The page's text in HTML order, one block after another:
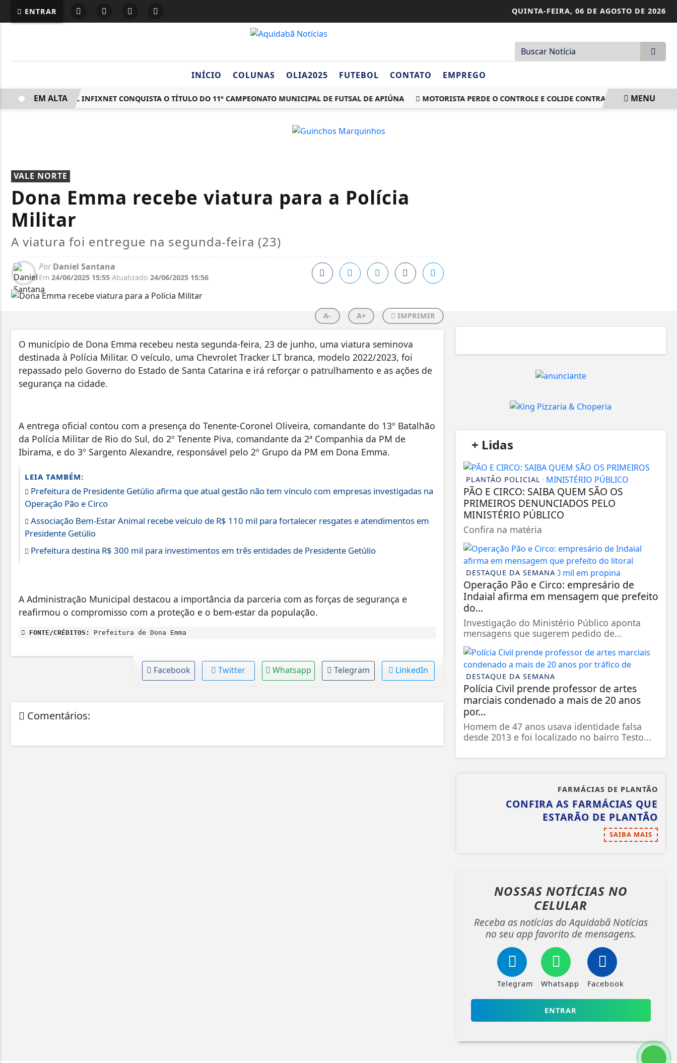
ENTRAR QUINTA-FEIRA, 06 DE AGOSTO DE 2026
INÍCIO COLUNAS OLIA2025 FUTEBOL CONTATO EMPREGO
TREND CELL INFIXNET CONQUISTA O TÍTULO DO 11º CAMPEONATO MUNICIPAL DE FUTSAL DE APIÚNA MOTORISTA PERDE O CONTROLE E COLIDE CONTRA POSTE
EM ALTA MENU
VALE NORTE
Dona Emma recebe viatura para a Polícia
Militar
A viatura foi entregue na segunda-feira (23)
PorDaniel Santana
Em 24/06/2025 15:55 Atualizado 24/06/2025 15:56
A- A+ IMPRIMIR
O município de Dona Emma recebeu nesta segunda-feira, 23 de junho, uma viatura seminova
destinada à Polícia Militar. O veículo, uma Chevrolet Tracker LT branca, modelo 2022/2023, foi
repassado pelo Governo do Estado de Santa Catarina e irá reforçar o patrulhamento e as ações de
segurança na cidade.
A entrega oficial contou com a presença do Tenente-Coronel Oliveira, comandante do 13º Batalhão
da Polícia Militar de Rio do Sul, do 2º Tenente Piva, comandante da 2ª Companhia da PM de
Ibirama, e do 3º Sargento Alexandre, responsável pelo 2º Grupo da PM em Dona Emma.
LEIA TAMBÉM:
Prefeitura de Presidente Getúlio afirma que atual gestão não tem vínculo com empresas investigadas na
Operação Pão e Circo
Associação Bem-Estar Animal recebe veículo de R$ 110 mil para fortalecer resgates e atendimentos em
Presidente Getúlio
Prefeitura destina R$ 300 mil para investimentos em três entidades de Presidente Getúlio
A Administração Municipal destacou a importância da parceria com as forças de segurança e
reafirmou o compromisso com a proteção e o bem-estar da população.
FONTE/CRÉDITOS: Prefeitura de Dona Emma
Facebook Twitter Whatsapp Telegram LinkedIn
Comentários:
+ Lidas
PLANTÃO POLICIAL
PÃO E CIRCO: SAIBA QUEM SÃO OS
PRIMEIROS DENUNCIADOS PELO
MINISTÉRIO PÚBLICO
Confira na matéria
DESTAQUE DA SEMANA
Operação Pão e Circo: empresário de
Indaial afirma em mensagem que prefeito
do...
Investigação do Ministério Público aponta
mensagens que sugerem pedido de...
DESTAQUE DA SEMANA
Polícia Civil prende professor de artes
marciais condenado a mais de 20 anos
por...
Homem de 47 anos usava identidade falsa
desde 2013 e foi localizado no bairro Testo...
FARMÁCIAS DE PLANTÃO
CONFIRA AS FARMÁCIAS QUE
ESTARÃO DE PLANTÃO
SAIBA MAIS
NOSSAS NOTÍCIAS NO
CELULAR
Receba as notícias do Aquidabã Notícias
no seu app favorito de mensagens.
Telegram Whatsapp Facebook
ENTRAR